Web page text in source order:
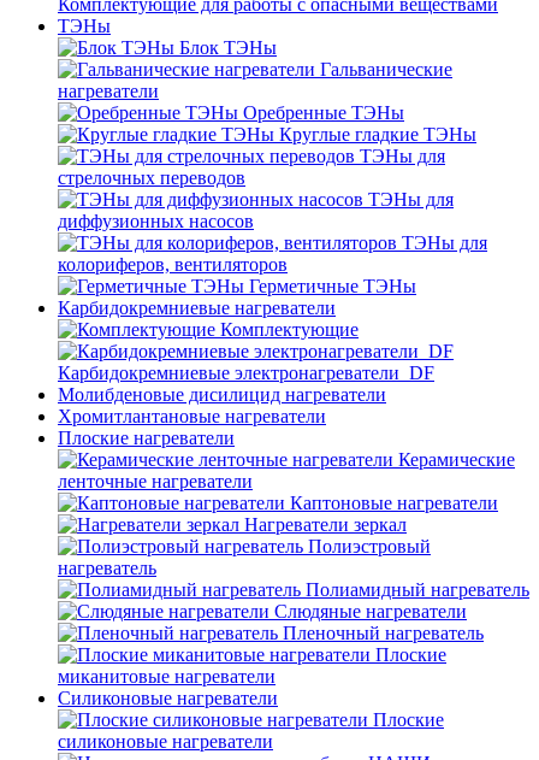
Комплектующие для работы с опасными веществами
ТЭНы
Блок ТЭНы
Гальванические
нагреватели
Оребренные ТЭНы
Круглые гладкие ТЭНы
ТЭНы для
стрелочных переводов
ТЭНы для
диффузионных насосов
ТЭНы для
колориферов, вентиляторов
Герметичные ТЭНы
Карбидокремниевые нагреватели
Комплектующие
Карбидокремниевые электронагреватели_DF
Молибденовые дисилицид нагреватели
Хромитлантановые нагреватели
Плоские нагреватели
Керамические
ленточные нагреватели
Каптоновые нагреватели
Нагреватели зеркал
Полиэстровый
нагреватель
Полиамидный нагреватель
Слюдяные нагреватели
Пленочный нагреватель
Плоские
миканитовые нагреватели
Силиконовые нагреватели
Плоские
силиконовые нагреватели